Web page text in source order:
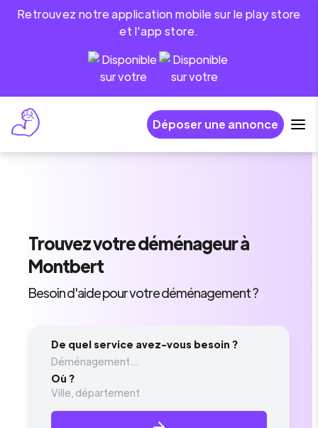
Retrouvez notre application mobile sur le play store
et l'app store.
Déposer une annonce
Trouvezvotre déménageurà
Montbert
Besoin d'aide pour votre déménagement ?
De quel service avez-vous besoin ?
Déménagement...
Où ?